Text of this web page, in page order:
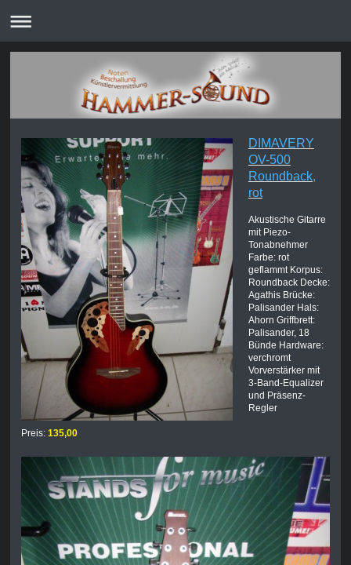
DIMAVERY
OV-500
Roundback,
rot
Akustische Gitarre
mit Piezo-
Tonabnehmer
Farbe: rot
geflammt Korpus:
Roundback Decke:
Agathis Brücke:
Palisander Hals:
Ahorn Griffbrett:
Palisander, 18
Bünde Hardware:
verchromt
Vorverstärker mit
3-Band-Equalizer
und Präsenz-
Regler
Preis: 135,00